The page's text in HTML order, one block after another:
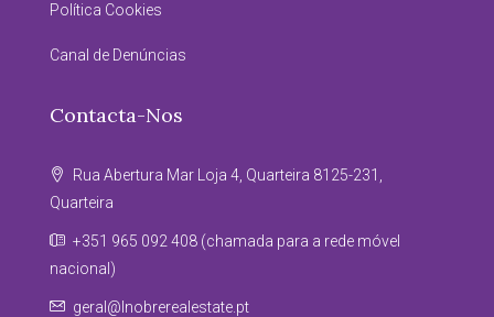
Política Cookies
Canal de Denúncias
Contacta-Nos
Rua Abertura Mar Loja 4, Quarteira 8125-231,
Quarteira
+351 965 092 408 (chamada para a rede móvel
nacional)
geral@lnobrerealestate.pt